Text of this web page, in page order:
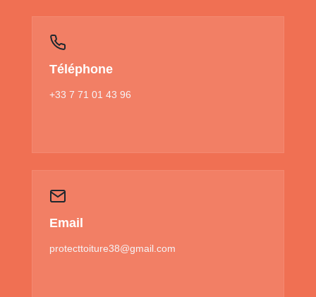
Téléphone
+33 7 71 01 43 96
Email
protecttoiture38@gmail.com